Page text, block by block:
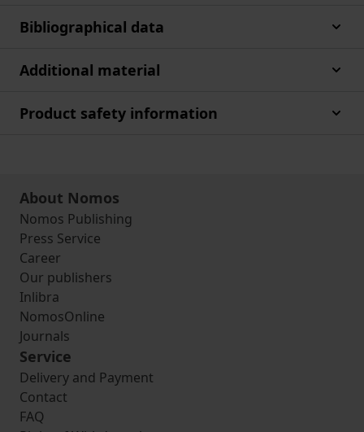
Bibliographical data
Additional material
Product safety information
About Nomos
Nomos Publishing
Press Service
Career
Our publishers
Inlibra
NomosOnline
Journals
Service
Delivery and Payment
Contact
FAQ